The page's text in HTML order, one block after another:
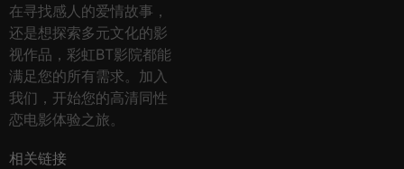
在寻找感人的爱情故事，
还是想探索多元文化的影
视作品，彩虹BT影院都能
满足您的所有需求。加入
我们，开始您的高清同性
恋电影体验之旅。
相关链接